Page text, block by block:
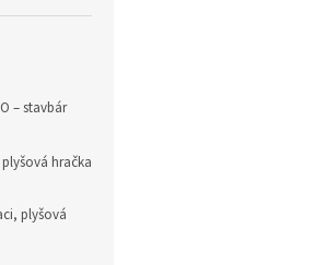
– stavbár
hračka
plyšová